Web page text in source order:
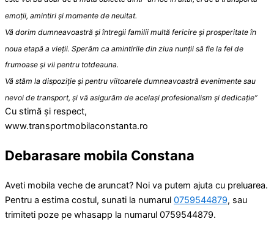
emoții, amintiri și momente de neuitat.
​Vă dorim dumneavoastră și întregii familii multă fericire și prosperitate în
noua etapă a vieții. Sperăm ca amintirile din ziua nunții să fie la fel de
frumoase și vii pentru totdeauna.
​Vă stăm la dispoziție și pentru viitoarele dumneavoastră evenimente sau
nevoi de transport, și vă asigurăm de același profesionalism și dedicație”
​Cu stimă și respect,
​www.transportmobilaconstanta.ro
Debarasare mobila Constana
Aveti mobila veche de aruncat? Noi va putem ajuta cu preluarea.
Pentru a estima costul, sunati la numarul 0759544879, sau
trimiteti poze pe whasapp la numarul 0759544879.